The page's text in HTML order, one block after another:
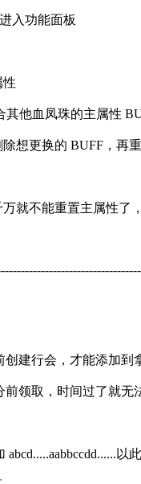
入功能面板
性
他血凤珠的主属性
想更换的 BUFF，再
就不能重置主属性
建行会，才能添加
领取，时间过了就无
以